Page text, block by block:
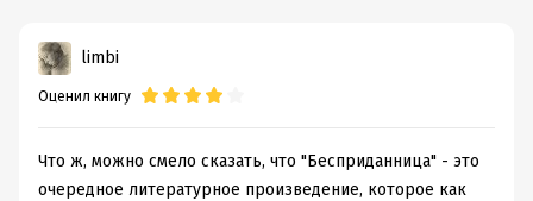
limbi
Оценил книгу
Что ж, можно смело сказать, что "Бесприданница" - это
очередное литературное произведение, которое как